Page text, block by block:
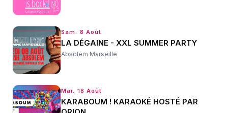
Sam. 8 Août
LA DÉGAINE - XXL SUMMER PARTY
Absolem Marseille
Mar. 18 Août
KARABOUM ! KARAOKÉ HOSTÉ PAR